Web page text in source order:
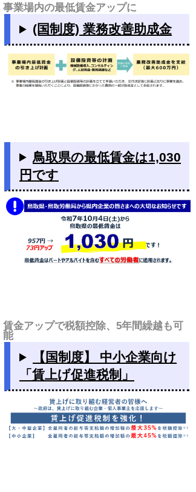
事業場内の最低賃金アップに
(国制度) 業務改善助成金
鳥取県の最低賃金は1,030
円です
賃金アップで税額控除、5年間繰越も可
能
【国制度】 中小企業向け
「賃上げ促進税制」